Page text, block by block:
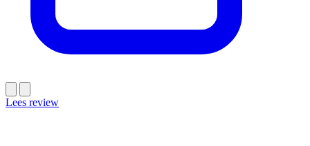
Lees review